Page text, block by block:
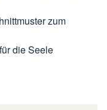
zum
die Seele